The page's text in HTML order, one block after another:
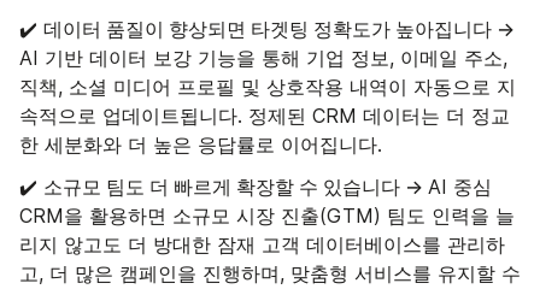
✔️ 데이터 품질이 향상되면 타겟팅 정확도가 높아집니다 →
AI 기반 데이터 보강 기능을 통해 기업 정보, 이메일 주소,
직책, 소셜 미디어 프로필 및 상호작용 내역이 자동으로 지
속적으로 업데이트됩니다. 정제된 CRM 데이터는 더 정교
한 세분화와 더 높은 응답률로 이어집니다.
✔️ 소규모 팀도 더 빠르게 확장할 수 있습니다 → AI 중심
CRM을 활용하면 소규모 시장 진출(GTM) 팀도 인력을 늘
리지 않고도 더 방대한 잠재 고객 데이터베이스를 관리하
고, 더 많은 캠페인을 진행하며, 맞춤형 서비스를 유지할 수